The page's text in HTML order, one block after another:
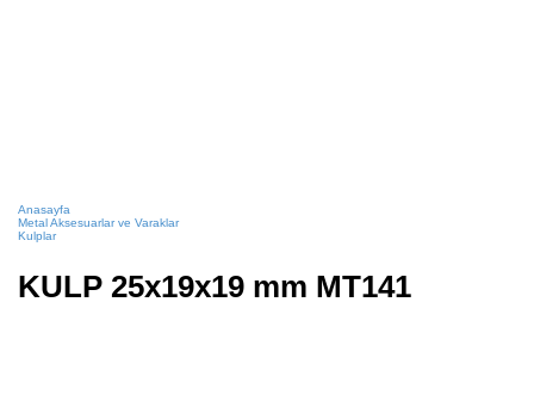
Anasayfa
Metal Aksesuarlar ve Varaklar
Kulplar
KULP 25x19x19 mm MT141